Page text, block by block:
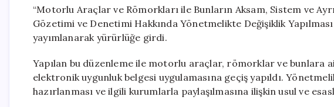
“Motorlu Araçlar ve Römorkları ile Bunların Aksam, Sistem ve
Gözetimi ve Denetimi Hakkında Yönetmelikte Değişiklik
yayımlanarak yürürlüğe girdi.
Yapılan bu düzenleme ile motorlu araçlar, römorklar ve bunlara
elektronik uygunluk belgesi uygulamasına geçiş yapıldı.
hazırlanması ve ilgili kurumlarla paylaşılmasına ilişkin usul ve